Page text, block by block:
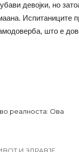
девојки, но
Испитаниците
што е
реалноста: Ова